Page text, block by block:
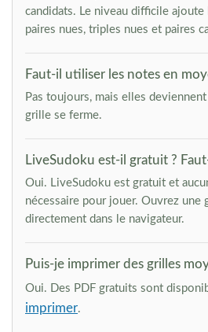
candidats. Le niveau difficile ajoute
paires nues, triples nues et paires
Faut-il utiliser les notes en
Pas toujours, mais elles
grille se ferme.
LiveSudoku est-il gratuit ?
Oui. LiveSudoku est gratuit et
nécessaire pour jouer. Ouvrez une
directement dans le navigateur.
Puis-je imprimer des grilles
Oui. Des PDF gratuits sont
imprimer.